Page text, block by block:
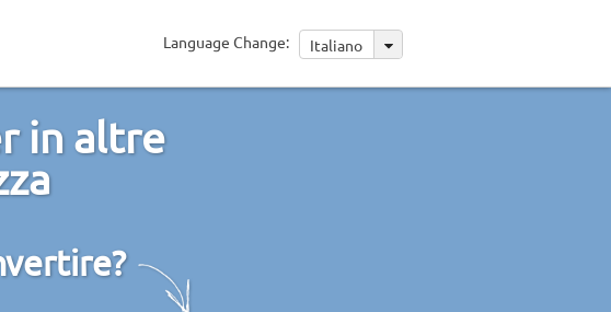
Language Change: Italiano
in altre